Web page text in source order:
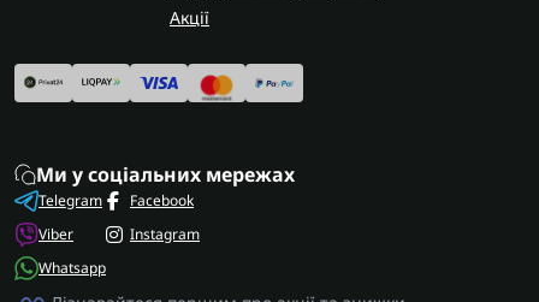
Акції
Ми у соціальних мережах
Telegram
Viber
Whatsapp
Facebook
Instagram